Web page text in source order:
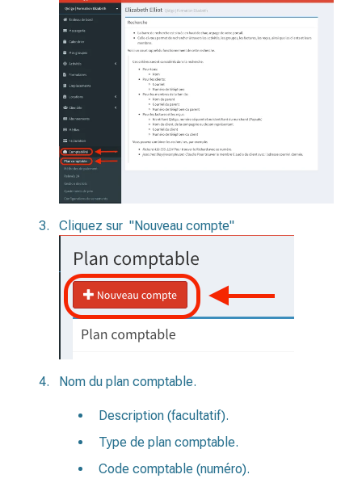
Cliquez sur "Nouveau compte"
Nom du plan comptable.
Description (facultatif).
Type de plan comptable.
Code comptable (numéro).